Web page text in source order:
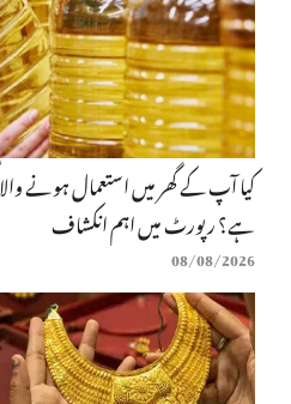
کیا آپ کے گھر میں استعمال ہونے
ہے؟ رپورٹ میں اہم انکشاف
08/08/2026